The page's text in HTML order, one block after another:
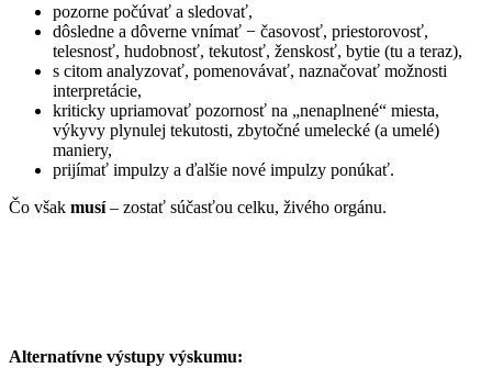
pozorne počúvať a sledovať,
dôsledne a dôverne vnímať − časovosť, priestorovosť,
telesnosť, hudobnosť, tekutosť, ženskosť, bytie (tu a teraz),
s citom analyzovať, pomenovávať, naznačovať možnosti
interpretácie,
kriticky upriamovať pozornosť na „nenaplnené“ miesta,
výkyvy plynulej tekutosti, zbytočné umelecké (a umelé)
maniery,
prijímať impulzy a ďalšie nové impulzy ponúkať.
Čo však musí– zostať súčasťou celku, živého orgánu.
Alternatívne výstupy výskumu: